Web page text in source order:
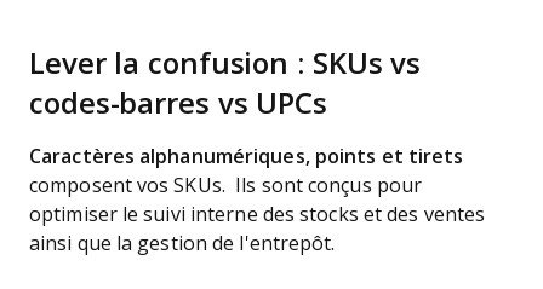
Lever la confusion : SKUs vs
codes-barres vs UPCs
Caractères alphanumériques, points et tirets
composent vos SKUs. Ils sont conçus pour
optimiser le suivi interne des stocks et des ventes
ainsi que la gestion de l'entrepôt.